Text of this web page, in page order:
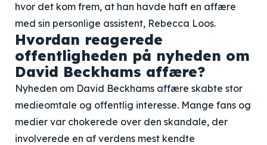
hvor det kom frem, at han havde haft en affære
med sin personlige assistent, Rebecca Loos.
Hvordan reagerede
offentligheden på nyheden om
David Beckhams affære?
Nyheden om David Beckhams affære skabte stor
medieomtale og offentlig interesse. Mange fans og
medier var chokerede over den skandale, der
involverede en af verdens mest kendte